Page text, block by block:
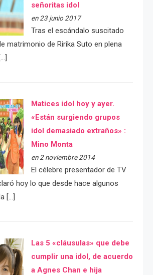
señoritas idol
en 23 junio 2017
Tras el escándalo suscitado
matrimonio de Ririka Suto en plena
Matices idol hoy y ayer.
«Están surgiendo grupos
idol demasiado extraños» :
Mino Monta
en 2 noviembre 2014
El célebre presentador de TV
hoy lo que desde hace algunos
[…]
Las 5 «cláusulas» que debe
cumplir una idol, de acuerdo
a Agnes Chan e hija